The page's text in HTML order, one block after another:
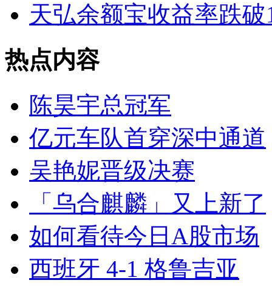
天弘余额宝收益率跌破
热点内容
陈昊宇总冠军
亿元车队首穿深中通道
吴艳妮晋级决赛
「乌合麒麟」又上新了
如何看待今日A股市场
西班牙 4-1 格鲁吉亚